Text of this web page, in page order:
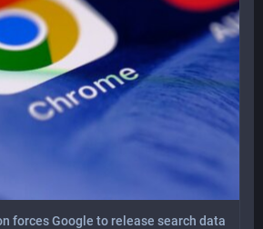
forces Google to release search data